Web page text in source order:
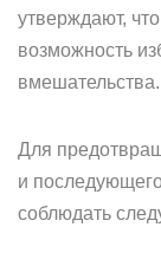
утверждают,
возможность
вмешательства.
Для
и
соблюдать